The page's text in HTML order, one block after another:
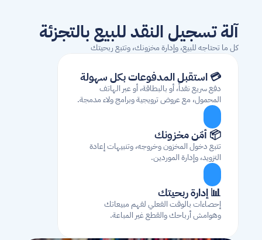
آلة تسجيل النقد للبيع بالتجزئة
كل ما تحتاجه للبيع، وإدارة مخزونك، وتتبع ربحيتك
💳 استقبل المدفوعات بكل سهولة
المحمول، مع عروض ترويجية وبرامج ولاء مدمجة.
📦 أمّن مخزونك
التزويد، وإدارة الموردين.
📊 إدارة ربحيتك
وهوامش أرباحك والقطع غير المباعة.